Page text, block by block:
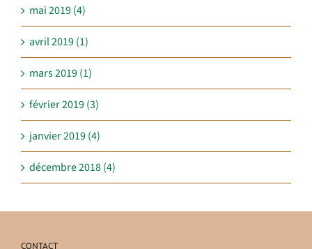
mai 2019 (4)
avril 2019 (1)
mars 2019 (1)
février 2019 (3)
janvier 2019 (4)
décembre 2018 (4)
CONTACT